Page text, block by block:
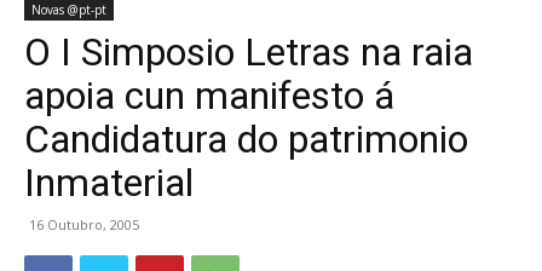
Novas @pt-pt
O I Simposio Letras na raia
apoia cun manifesto á
Candidatura do patrimonio
Inmaterial
16 Outubro, 2005